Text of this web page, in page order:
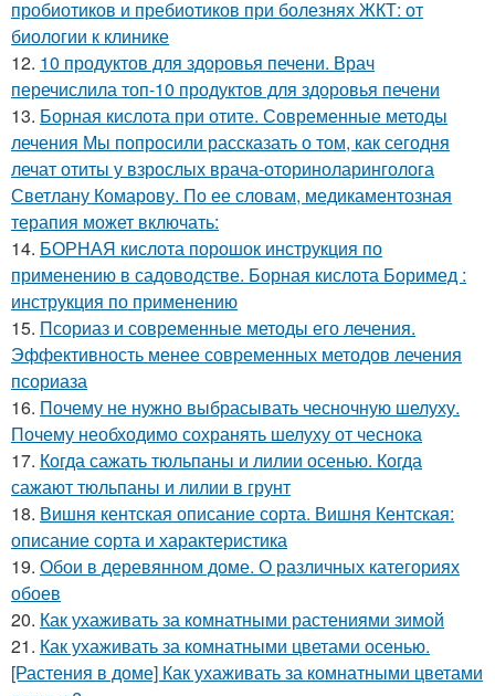
пробиотиков и пребиотиков при болезнях ЖКТ: от
биологии к клинике
12. 10 продуктов для здоровья печени. Врач
перечислила топ-10 продуктов для здоровья печени
13. Борная кислота при отите. Современные методы
лечения Мы попросили рассказать о том, как сегодня
лечат отиты у взрослых врача-оториноларинголога
Светлану Комарову. По ее словам, медикаментозная
терапия может включать:
14. БОРНАЯ кислота порошок инструкция по
применению в садоводстве. Борная кислота Боримед :
инструкция по применению
15. Псориаз и современные методы его лечения.
Эффективность менее современных методов лечения
псориаза
16. Почему не нужно выбрасывать чесночную шелуху.
Почему необходимо сохранять шелуху от чеснока
17. Когда сажать тюльпаны и лилии осенью. Когда
сажают тюльпаны и лилии в грунт
18. Вишня кентская описание сорта. Вишня Кентская:
описание сорта и характеристика
19. Обои в деревянном доме. О различных категориях
обоев
20. Как ухаживать за комнатными растениями зимой
21. Как ухаживать за комнатными цветами осенью.
[Растения в доме] Как ухаживать за комнатными цветами